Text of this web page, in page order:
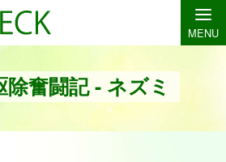
MENU
奮闘記 - ネズミ